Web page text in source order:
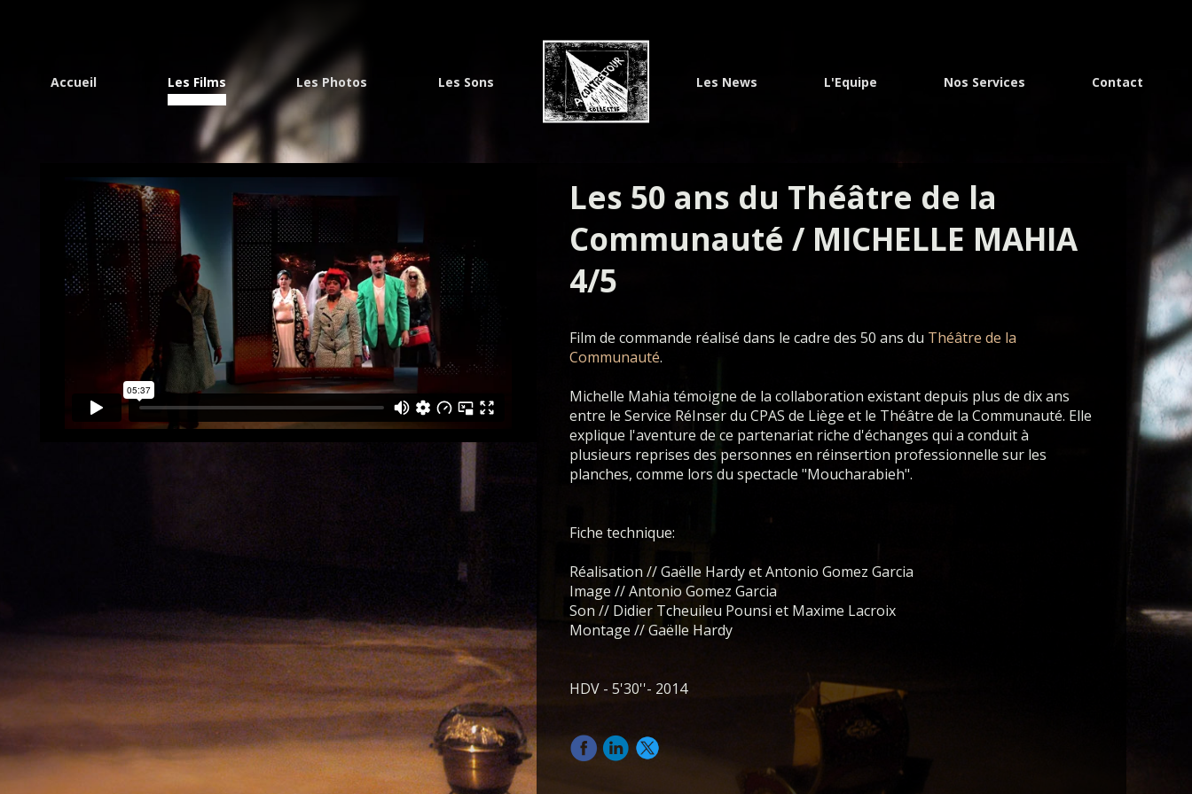
Accueil Les Films Les Photos Les Sons Les News L'Equipe Nos Services Contact
Les 50 ans du Théâtre de la
Communauté / MICHELLE MAHIA
4/5
Film de commande réalisé dans le cadre des 50 ans du Théâtre de la
Communauté.
Michelle Mahia témoigne de la collaboration existant depuis plus de dix ans
entre le Service RéInser du CPAS de Liège et le Théâtre de la Communauté. Elle
explique l'aventure de ce partenariat riche d'échanges qui a conduit à
plusieurs reprises des personnes en réinsertion professionnelle sur les
planches, comme lors du spectacle "Moucharabieh".
Fiche technique:
Réalisation // Gaëlle Hardy et Antonio Gomez Garcia
Image // Antonio Gomez Garcia
Son // Didier Tcheuileu Pounsi et Maxime Lacroix
Montage // Gaëlle Hardy
HDV - 5'30''- 2014